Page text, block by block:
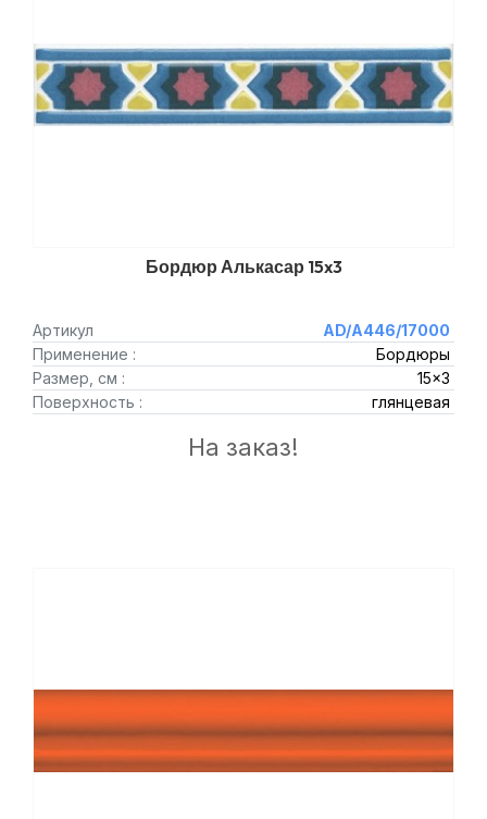
Бордюр Алькасар 15x3
Артикул
AD/A446/17000
Применение :
Бордюры
Размер, см :
15x3
Поверхность :
глянцевая
На заказ!